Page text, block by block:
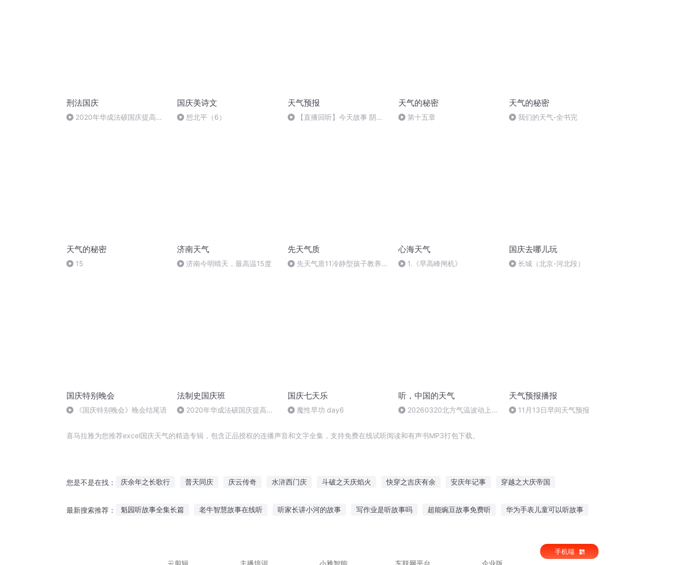
刑法国庆
2020年华成法硕国庆提高班
国庆美诗文
想北平（6）
天气预报
【直播回听】今天故事 阴阳
天气的秘密
第十五章
天气的秘密
我们的天气-全书完
天气的秘密
15
济南天气
济南今明晴天，最高温15度
先天气质
先天气质11冷静型孩子教养关
心海天气
1.《早高峰闸机》
国庆去哪儿玩
长城（北京-河北段）
国庆特别晚会
《国庆特别晚会》晚会结尾语
法制史国庆班
2020年华成法硕国庆提高班
国庆七天乐
魔性早功 day6
听，中国的天气
20260320北方气温波动上
天气预报播报
11月13日早间天气预报
喜马拉雅为您推荐excel国庆天气的精选专辑，包含正品授权的连播声音和文字全集，支持免费在线试听阅读和有声书MP3打包下载。
您是不是在找： 庆余年之长歌行 普天同庆 庆云传奇 水浒西门庆 斗破之天庆焰火 快穿之吉庆有余 安庆年记事 穿越之大庆帝国
最新搜索推荐： 魁园听故事全集长篇 老牛智慧故事在线听 听家长讲小河的故事 写作业是听故事吗 超能豌豆故事免费听 华为手表儿童可以听故事
云剪辑
主播培训 小雅智能 车联网平台 企业版
手机端